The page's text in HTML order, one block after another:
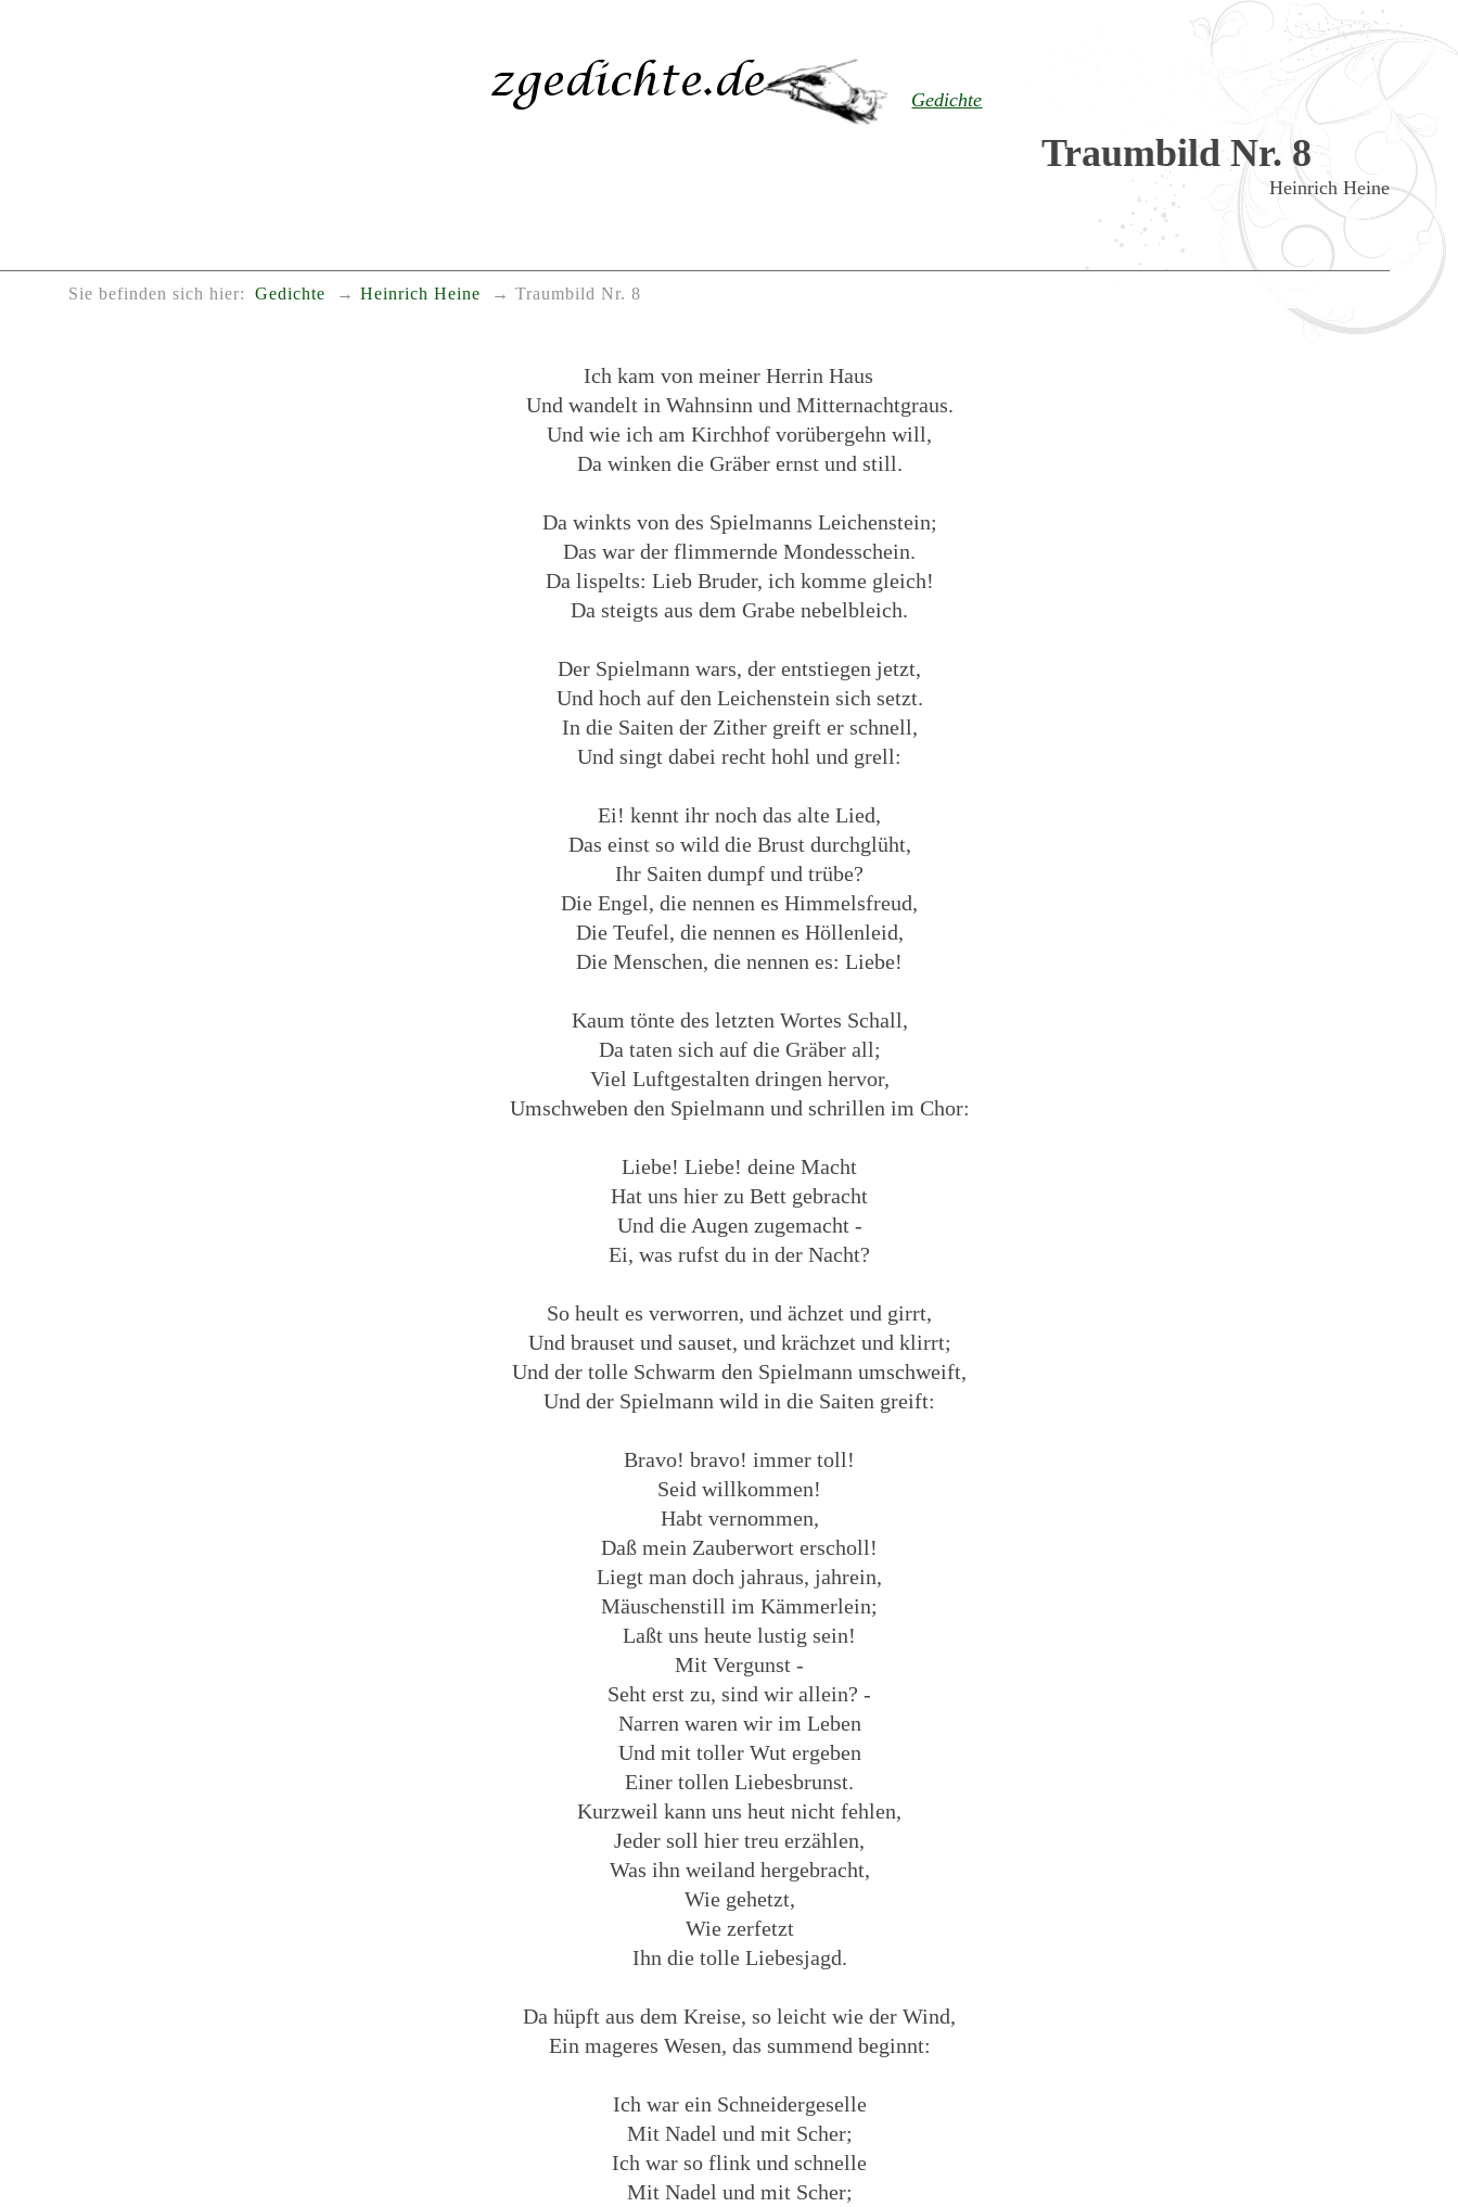
Gedichte
Traumbild Nr. 8
Heinrich Heine
Sie befinden sich hier: Gedichte Heinrich Heine Traumbild Nr. 8
Ich kam von meiner Herrin Haus
Und wandelt in Wahnsinn und Mitternachtgraus.
Und wie ich am Kirchhof vorübergehn will,
Da winken die Gräber ernst und still.
Da winkts von des Spielmanns Leichenstein;
Das war der flimmernde Mondesschein.
Da lispelts: Lieb Bruder, ich komme gleich!
Da steigts aus dem Grabe nebelbleich.
Der Spielmann wars, der entstiegen jetzt,
Und hoch auf den Leichenstein sich setzt.
In die Saiten der Zither greift er schnell,
Und singt dabei recht hohl und grell:
Ei! kennt ihr noch das alte Lied,
Das einst so wild die Brust durchglüht,
Ihr Saiten dumpf und trübe?
Die Engel, die nennen es Himmelsfreud,
Die Teufel, die nennen es Höllenleid,
Die Menschen, die nennen es: Liebe!
Kaum tönte des letzten Wortes Schall,
Da taten sich auf die Gräber all;
Viel Luftgestalten dringen hervor,
Umschweben den Spielmann und schrillen im Chor:
Liebe! Liebe! deine Macht
Hat uns hier zu Bett gebracht
Und die Augen zugemacht -
Ei, was rufst du in der Nacht?
So heult es verworren, und ächzet und girrt,
Und brauset und sauset, und krächzet und klirrt;
Und der tolle Schwarm den Spielmann umschweift,
Und der Spielmann wild in die Saiten greift:
Bravo! bravo! immer toll!
Seid willkommen!
Habt vernommen,
Daß mein Zauberwort erscholl!
Liegt man doch jahraus, jahrein,
Mäuschenstill im Kämmerlein;
Laßt uns heute lustig sein!
Mit Vergunst -
Seht erst zu, sind wir allein? -
Narren waren wir im Leben
Und mit toller Wut ergeben
Einer tollen Liebesbrunst.
Kurzweil kann uns heut nicht fehlen,
Jeder soll hier treu erzählen,
Was ihn weiland hergebracht,
Wie gehetzt,
Wie zerfetzt
Ihn die tolle Liebesjagd.
Da hüpft aus dem Kreise, so leicht wie der Wind,
Ein mageres Wesen, das summend beginnt:
Ich war ein Schneidergeselle
Mit Nadel und mit Scher;
Ich war so flink und schnelle
Mit Nadel und mit Scher;